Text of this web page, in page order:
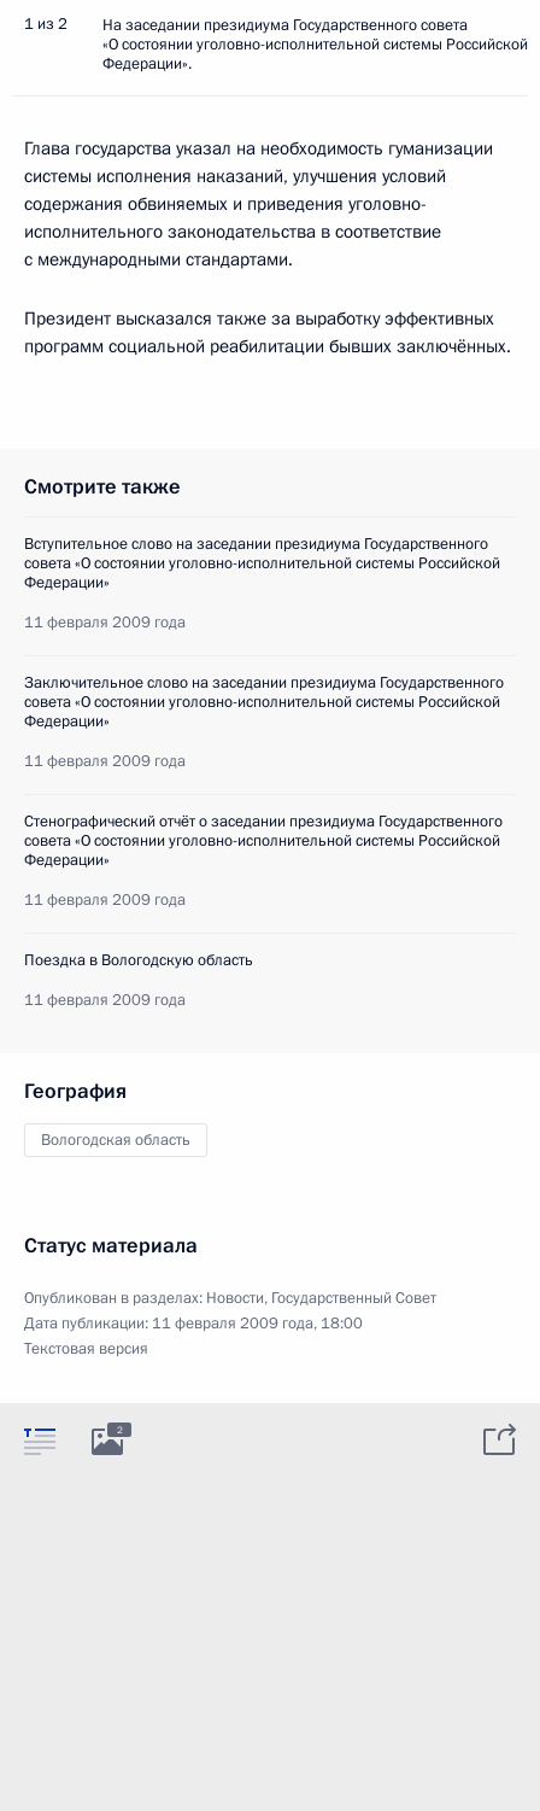
1 из 2
На заседании президиума Государственного совета
«О состоянии уголовно-исполнительной системы Российской
Федерации».
Глава государства указал на необходимость гуманизации
системы исполнения наказаний, улучшения условий
содержания обвиняемых и приведения уголовно-
исполнительного законодательства в соответствие
с международными стандартами.
Президент высказался также за выработку эффективных
программ социальной реабилитации бывших заключённых.
Смотрите также
Вступительное слово на заседании президиума Государственного
совета «О состоянии уголовно-исполнительной системы Российской
Федерации»
11 февраля 2009 года
Заключительное слово на заседании президиума Государственного
совета «О состоянии уголовно-исполнительной системы Российской
Федерации»
11 февраля 2009 года
Стенографический отчёт о заседании президиума Государственного
совета «О состоянии уголовно-исполнительной системы Российской
Федерации»
11 февраля 2009 года
Поездка в Вологодскую область
11 февраля 2009 года
География
Вологодская область
Статус материала
Опубликован в разделах: Новости, Государственный Совет
Дата публикации: 11 февраля 2009 года, 18:00
Текстовая версия
2